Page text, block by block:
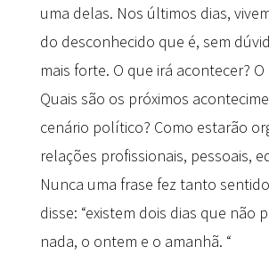
uma delas. Nos últimos dias,
do desconhecido que é, sem
mais forte. O que irá acontecer?
Quais são os próximos
cenário político? Como estarão
relações profissionais, pessoais,
Nunca uma frase fez tanto
disse: “existem dois dias que não
nada, o ontem e o amanhã. “